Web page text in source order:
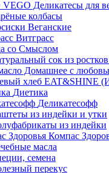
колбасы
Веганские
Витграсс
со Смыслом
сок из
Диетика
Деликатесофф
из индейки и утки
из индейки
Компас
масла
семена
перекус